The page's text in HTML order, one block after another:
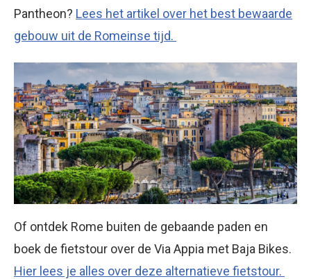
Pantheon? Lees het artikel over het best bewaarde
gebouw uit de Romeinse tijd.
Of ontdek Rome buiten de gebaande paden en
boek de fietstour over de Via Appia met Baja Bikes.
Hier lees je alles over deze alternatieve fietstour.